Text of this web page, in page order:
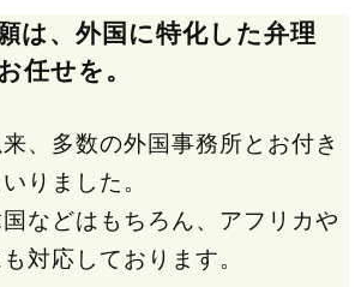
は、外国に特化した弁理
任せを。
、多数の外国事務所とお付き
りました。
などはもちろん、アフリカや
対応しております。